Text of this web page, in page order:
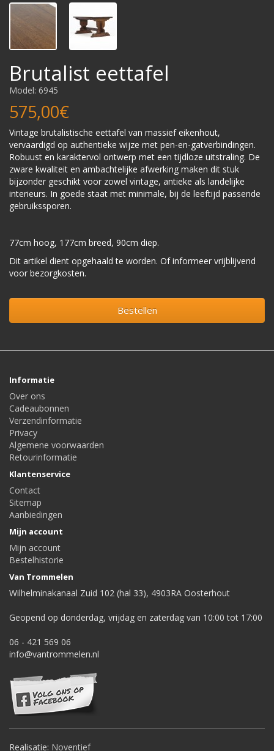
Brutalist eettafel
Model: 6945
575,00€
Vintage brutalistische eettafel van massief eikenhout,
vervaardigd op authentieke wijze met pen-en-gatverbindingen.
Robuust en karaktervol ontwerp met een tijdloze uitstraling. De
zware kwaliteit en ambachtelijke afwerking maken dit stuk
bijzonder geschikt voor zowel vintage, antieke als landelijke
interieurs. In goede staat met minimale, bij de leeftijd passende
gebruikssporen.
77cm hoog, 177cm breed, 90cm diep.
Dit artikel dient opgehaald te worden. Of informeer vrijblijvend
voor bezorgkosten.
Bestellen
Informatie
Over ons
Cadeaubonnen
Verzendinformatie
Privacy
Algemene voorwaarden
Retourinformatie
Klantenservice
Contact
Sitemap
Aanbiedingen
Mijn account
Mijn account
Bestelhistorie
Van Trommelen
Wilhelminakanaal Zuid 102 (hal 33), 4903RA Oosterhout
Geopend op donderdag, vrijdag en zaterdag van 10:00 tot 17:00
06 - 421 569 06
info@vantrommelen.nl
Realisatie: Noventief